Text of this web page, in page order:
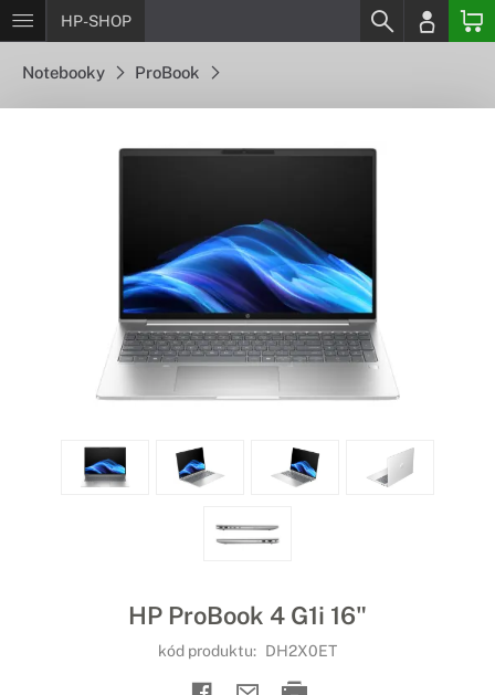
HP-SHOP
Notebooky ProBook
HP ProBook 4 G1i 16"
kód produktu: DH2X0ET